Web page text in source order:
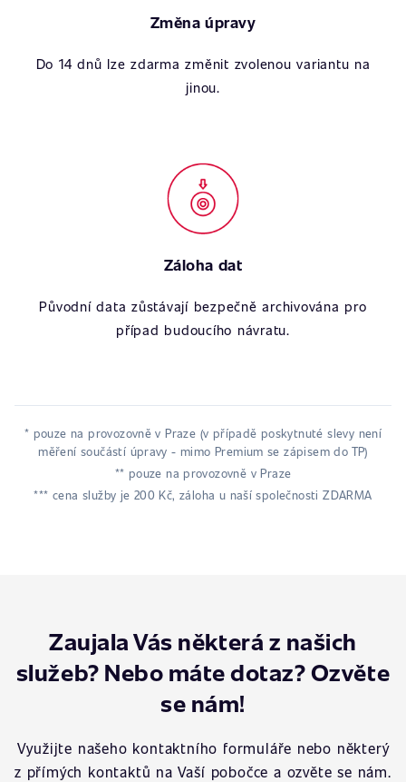
Změna úpravy
Do 14 dnů lze zdarma změnit zvolenou variantu na
jinou.
Záloha dat
Původní data zůstávají bezpečně archivována pro
případ budoucího návratu.
* pouze na provozovně v Praze (v případě poskytnuté slevy není
měření součástí úpravy - mimo Premium se zápisem do TP)
** pouze na provozovně v Praze
*** cena služby je 200 Kč, záloha u naší společnosti ZDARMA
Zaujala Vás některá z našich
služeb? Nebo máte dotaz? Ozvěte
se nám!
Využijte našeho kontaktního formuláře nebo některý
z přímých kontaktů na Vaší pobočce a ozvěte se nám.